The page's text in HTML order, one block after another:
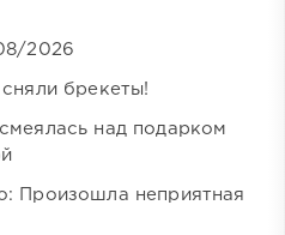
2026
брекеты!
над подарком
Произошла неприятная